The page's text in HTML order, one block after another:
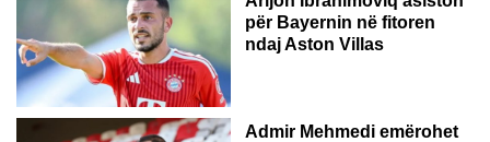
për Bayernin në fitoren
ndaj Aston Villas
ZVICËR
Admir Mehmedi emërohet